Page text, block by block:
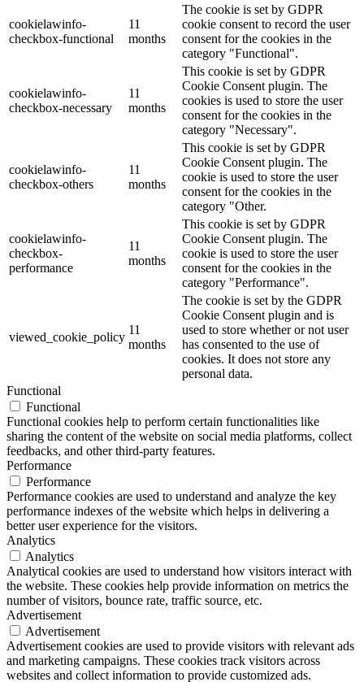
cookielawinfo-
checkbox-functional
11
months
The cookie is set by GDPR
cookie consent to record the user
consent for the cookies in the
category "Functional".
cookielawinfo-
checkbox-necessary
11
months
This cookie is set by GDPR
Cookie Consent plugin. The
cookies is used to store the user
consent for the cookies in the
category "Necessary".
cookielawinfo-
checkbox-others
11
months
This cookie is set by GDPR
Cookie Consent plugin. The
cookie is used to store the user
consent for the cookies in the
category "Other.
cookielawinfo-
checkbox-
performance
11
months
This cookie is set by GDPR
Cookie Consent plugin. The
cookie is used to store the user
consent for the cookies in the
category "Performance".
viewed_cookie_policy
11
months
The cookie is set by the GDPR
Cookie Consent plugin and is
used to store whether or not user
has consented to the use of
cookies. It does not store any
personal data.
Functional
Functional
Functional cookies help to perform certain functionalities like
sharing the content of the website on social media platforms, collect
feedbacks, and other third-party features.
Performance
Performance
Performance cookies are used to understand and analyze the key
performance indexes of the website which helps in delivering a
better user experience for the visitors.
Analytics
Analytics
Analytical cookies are used to understand how visitors interact with
the website. These cookies help provide information on metrics the
number of visitors, bounce rate, traffic source, etc.
Advertisement
Advertisement
Advertisement cookies are used to provide visitors with relevant ads
and marketing campaigns. These cookies track visitors across
websites and collect information to provide customized ads.